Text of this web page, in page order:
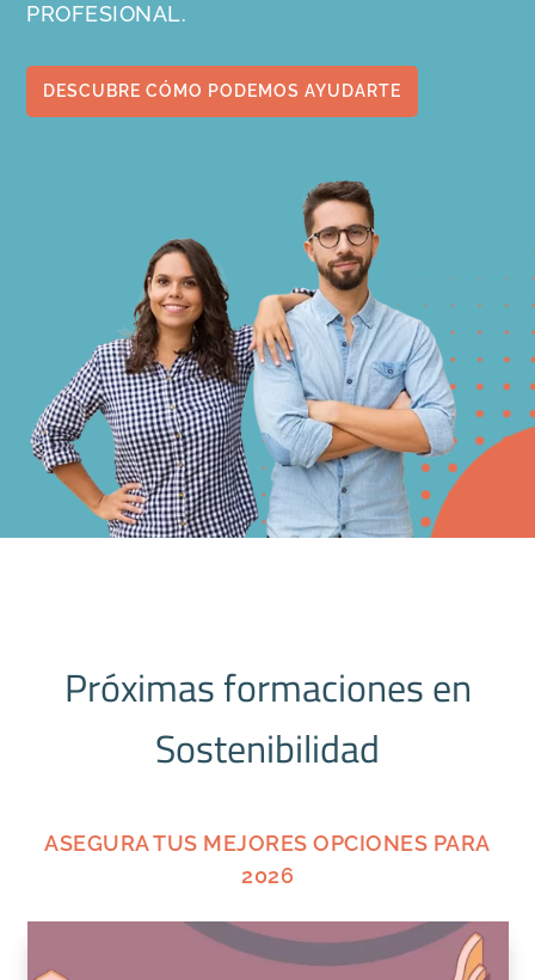
PROFESIONAL.
DESCUBRE CÓMO PODEMOS AYUDARTE
Próximas formaciones en
Sostenibilidad
ASEGURA TUS MEJORES OPCIONES PARA
2026